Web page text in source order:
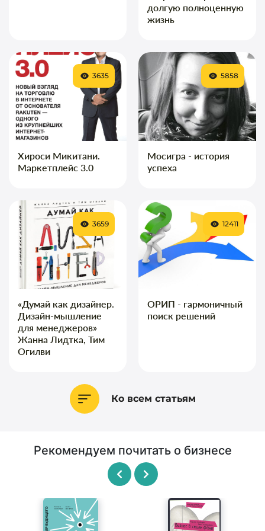
долгую полноценную
жизнь
Хироси Микитани.
Маркетплейс 3.0
3635
Мосигра - история
успеха
5858
«Думай как дизайнер.
Дизайн-мышление
для менеджеров»
Жанна Лидтка, Тим
Огилви
3659
ОРИП - гармоничный
поиск решений
12411
Ко всем статьям
Рекомендуем почитать о бизнесе